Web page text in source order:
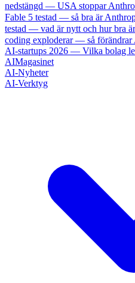
nedstängd — USA stoppar
Fable 5 testad — så bra är
testad — vad är nytt och hur bra
coding exploderar — så förändrar
AI-startups 2026 — Vilka bolag
AIMagasinet
AI-Nyheter
AI-Verktyg